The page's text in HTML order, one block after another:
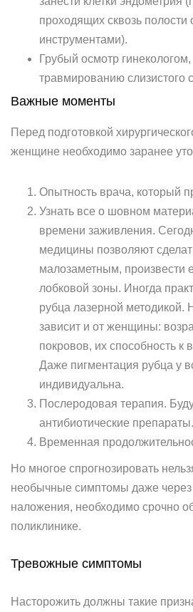
проходящих сквозь полости
инструментами).
Грубый осмотр
травмированию слизистого
Важные моменты
Перед подготовкой
женщине необходимо заранее
Опытность врача, который
Узнать все о шовном
времени заживления.
медицины позволяют
малозаметным, произвести
лобковой зоны. Иногда
рубца лазерной методикой.
зависит и от женщины:
покровов, их способность к
Даже пигментация рубца у
индивидуальна.
Послеродовая терапия.
антибиотические препараты.
Временная
Но многое спрогнозировать
необычные симптомы даже через
наложения, необходимо срочно
поликлинике.
Тревожные симптомы
Насторожить должны такие